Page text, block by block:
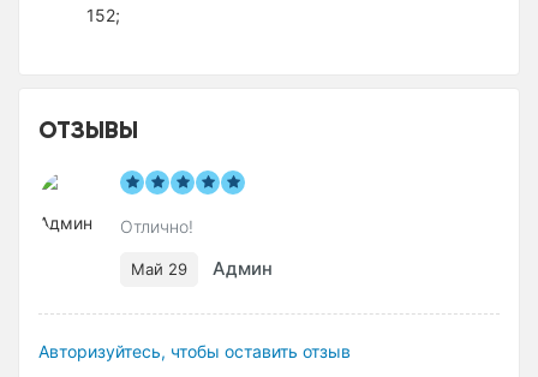
152;
ОТЗЫВЫ
Отлично!
Май 29 Админ
Авторизуйтесь, чтобы оставить отзыв